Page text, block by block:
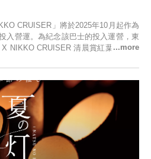
CRUISER」將於2025年10月起作為
入營運。為紀念該巴士的投入運營，東
NIKKO CRUISER 清晨賞紅葉之旅”，